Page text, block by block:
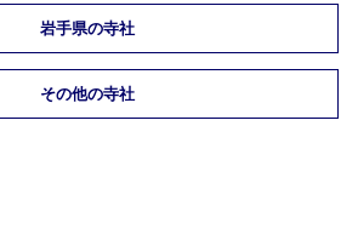
岩手県の寺社
その他の寺社